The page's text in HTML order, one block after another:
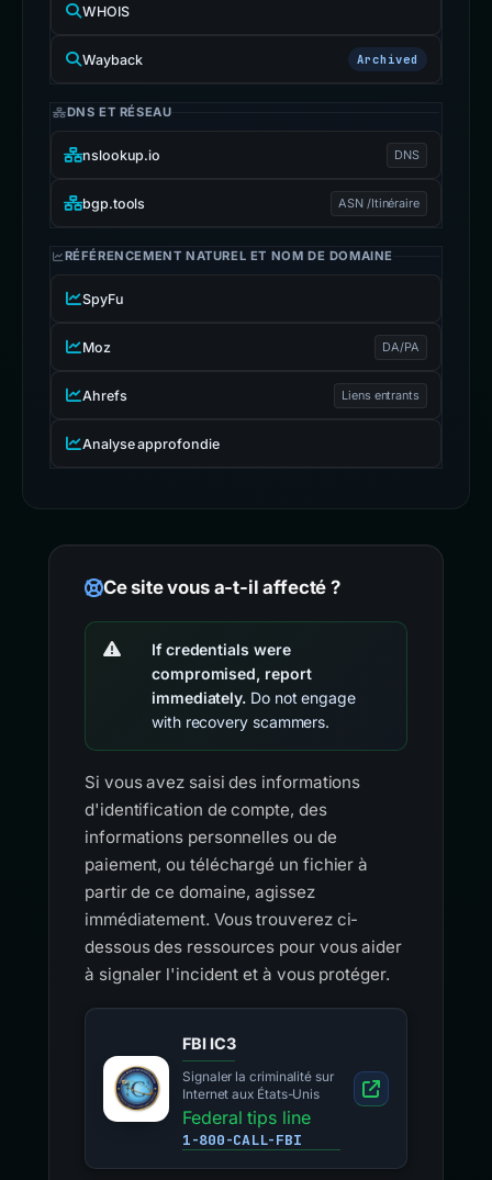
WHOIS
Wayback Archived
DNS ET RÉSEAU
nslookup.io DNS
bgp.tools ASN /Itinéraire
RÉFÉRENCEMENT NATUREL ET NOM DE DOMAINE
SpyFu
Moz DA/PA
Ahrefs Liens entrants
Analyse approfondie
Ce site vous a-t-il affecté ?
If credentials were
compromised, report
immediately. Do not engage
with recovery scammers.
Si vous avez saisi des informations
d'identification de compte, des
informations personnelles ou de
paiement, ou téléchargé un fichier à
partir de ce domaine, agissez
immédiatement. Vous trouverez ci-
dessous des ressources pour vous aider
à signaler l'incident et à vous protéger.
FBI IC3
Signaler la criminalité sur
Internet aux États-Unis
Federal tips line
1-800-CALL-FBI